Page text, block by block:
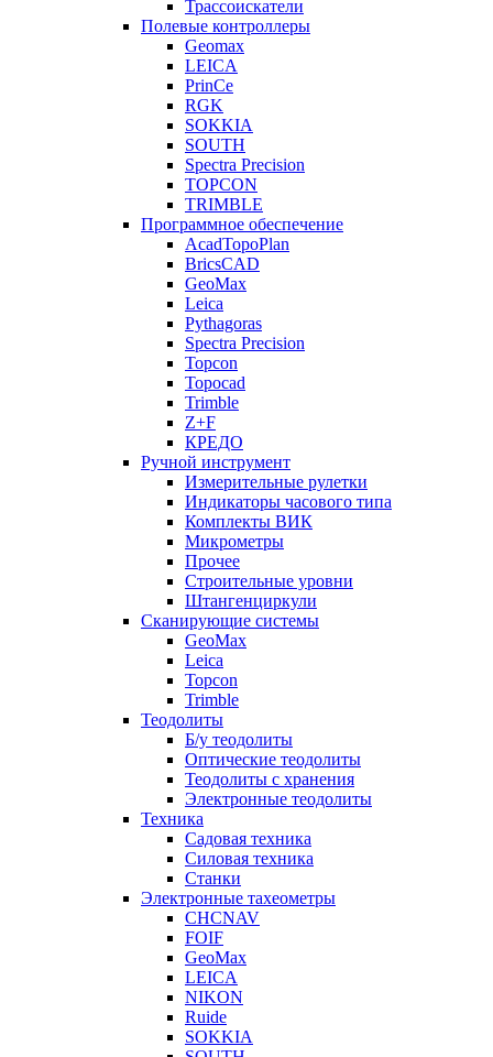
Трассоискатели
Полевые контроллеры
Geomax
LEICA
PrinCe
RGK
SOKKIA
SOUTH
Spectra Precision
TOPCON
TRIMBLE
Программное обеспечение
AcadTopoPlan
BricsCAD
GeoMax
Leica
Pythagoras
Spectra Precision
Topcon
Topocad
Trimble
Z+F
КРЕДО
Ручной инструмент
Измерительные рулетки
Индикаторы часового типа
Комплекты ВИК
Микрометры
Прочее
Строительные уровни
Штангенциркули
Сканирующие системы
GeoMax
Leica
Topcon
Trimble
Теодолиты
Б/у теодолиты
Оптические теодолиты
Теодолиты с хранения
Электронные теодолиты
Техника
Садовая техника
Силовая техника
Станки
Электронные тахеометры
CHCNAV
FOIF
GeoMax
LEICA
NIKON
Ruide
SOKKIA